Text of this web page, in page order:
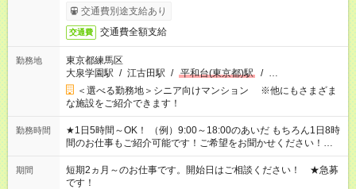
交通費別途支給あり
交通費 交通費全額支給
勤務地
東京都練馬区
大泉学園駅 / 江古田駅 / 平和台(東京都)駅 / …
＜選べる勤務地＞シニア向けマンション ※他にもさまざま
な施設をご紹介できます！
勤務時間
★1日5時間～OK！ （例）9:00～18:00のあいだ もちろん1日8時
間のお仕事もご紹介可能です！ご希望をお聞かせください！★家
庭の都合でお休みが必要な場合も遠慮なくご相談ください。 ※
週最低15時間以上の勤務が必要です
期間
短期2ヵ月～のお仕事です。開始日はご相談ください！ ★急募
です！